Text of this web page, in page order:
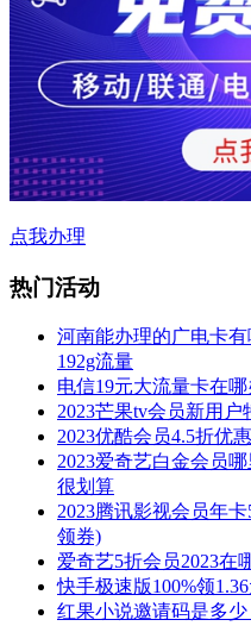
点我办理
热门活动
河南能办理的广电卡
192g流量
电信19元大流量卡在
2023芒果tv会员新用户
2023优酷会员4.5折优
2023爱奇艺白金会员
很划算
2023腾讯影视会员年
领券)
爱奇艺5折会员2023在
快手极速版100%领
红果小说邀请码是多少